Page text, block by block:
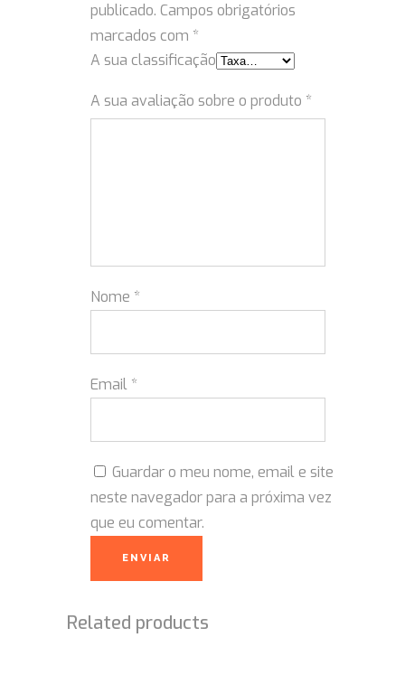
publicado. Campos obrigatórios
marcados com *
A sua classificação
A sua avaliação sobre o produto *
Nome *
Email *
Guardar o meu nome, email e site
neste navegador para a próxima vez
que eu comentar.
Related products